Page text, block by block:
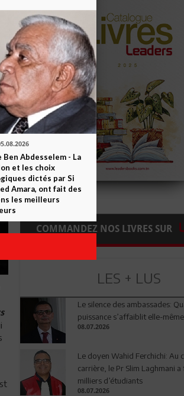
COMMANDEZ NOS LIVRES SUR
LES + LUS
Le silence des ambassades:
puissance s’affaiblit elle-même
08.07.2026
Le doyen Wahid Ferchichi: Au
carrière, le Pr Slim Laghmani
milliers d’étudiants
08.07.2026
Ben Abdesselem - La
et les choix
dictés par Si
Amara, ont fait des
les meilleurs